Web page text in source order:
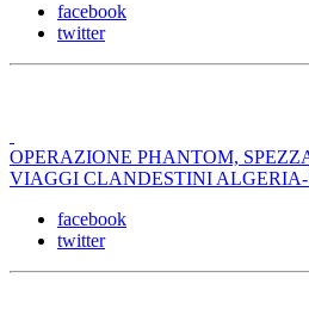
facebook
twitter
OPERAZIONE PHANTOM,
VIAGGI CLANDESTINI
facebook
twitter